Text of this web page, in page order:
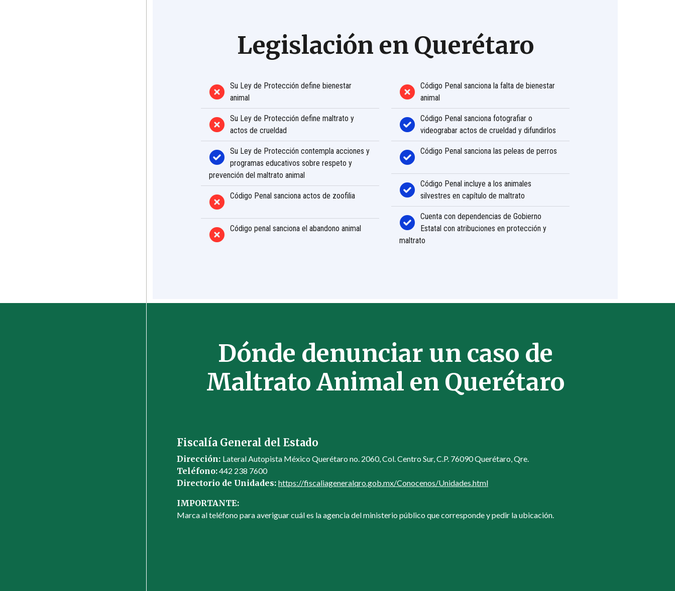
Legislación en Querétaro
Su Ley de Protección define bienestar
animal
Su Ley de Protección define maltrato y
actos de crueldad
Su Ley de Protección contempla acciones y
programas educativos sobre respeto y
prevención del maltrato animal
Código Penal sanciona actos de zoofilia
Código penal sanciona el abandono animal
Código Penal sanciona la falta de bienestar
animal
Código Penal sanciona fotografiar o
videograbar actos de crueldad y difundirlos
Código Penal sanciona las peleas de perros
Código Penal incluye a los animales
silvestres en capítulo de maltrato
Cuenta con dependencias de Gobierno
Estatal con atribuciones en protección y
maltrato
Dónde denunciar un caso de
Maltrato Animal en Querétaro
Fiscalía General del Estado
Dirección: Lateral Autopista México Querétaro no. 2060, Col. Centro Sur, C.P. 76090 Querétaro, Qre.
Teléfono:442 238 7600
Directorio de Unidades: https://fiscaliageneralqro.gob.mx/Conocenos/Unidades.html
IMPORTANTE:
Marca al teléfono para averiguar cuál es la agencia del ministerio público que corresponde y pedir la ubicación.